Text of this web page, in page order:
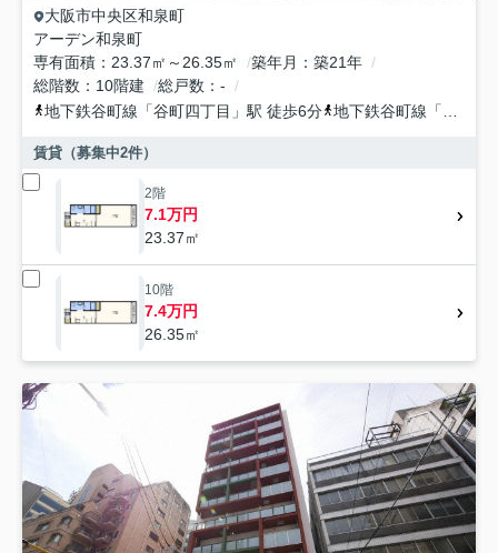
大阪市中央区和泉町
アーデン和泉町
専有面積
23.37㎡～26.35㎡ 築年月
築21年
総階数
10階建 総戸数
-
地下鉄谷町線 「谷町四丁目 」駅 徒歩6分 地下鉄谷町線 「 谷町六
賃貸（募集中2件）
2階
7.1万円
23.37㎡
10階
7.4万円
26.35㎡